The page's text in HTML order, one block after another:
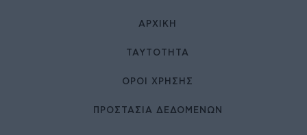
ΑΡΧΙΚΉ
ΤΑΥΤΌΤΗΤΑ
ΌΡΟΙ ΧΡΉΣΗΣ
ΠΡΟΣΤΑΣΙΑ ΔΕΔΟΜΕΝΩΝ